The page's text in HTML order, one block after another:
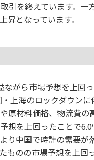
引を終えています。
昇となっています。
ながら市場予想を上回
上海のロックダウン
原材料価格、物流費
想を上回ったことで
り中国で時計の需要
ものの市場予想を上回